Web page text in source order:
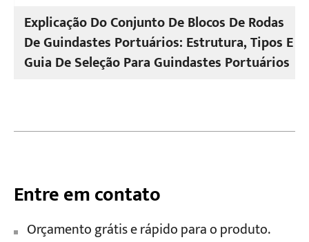
Explicação Do Conjunto De Blocos De Rodas
De Guindastes Portuários: Estrutura, Tipos E
Guia De Seleção Para Guindastes Portuários
Entre em contato
Orçamento grátis e rápido para o produto.